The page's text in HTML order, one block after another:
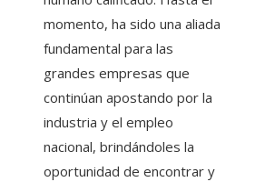
momento, ha sido una aliada
fundamental para las
grandes empresas que
continúan apostando por la
industria y el empleo
nacional, brindándoles la
oportunidad de encontrar y